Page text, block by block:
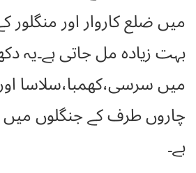
میں ضلع کاروار اور منگلور
بہت زیادہ مل جاتی ہے۔یہ
میں سرسی،کھمبا،سلاسا اور
چاروں طرف کے جنگلوں
ہے۔